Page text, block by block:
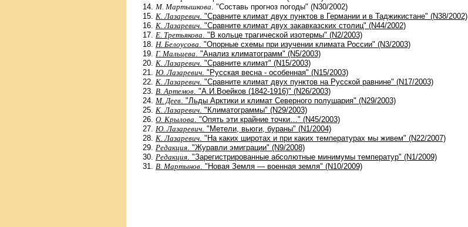
М. Мартышкова . "Составь прогноз погоды" (N30/2002)
К. Лазаревич . "Сравните климат двух пунктов в Германии и в Таджикистане" (N38/2002)
К. Лазаревич . "Сравните климат двух закавказских столиц" (N44/2002)
Е. Третьякова . "В кольце трагической изотермы" (N2/2003)
Н. Белоусова . "Опорные схемы при изучении климата России" (N3/2003)
Г. Мальцева . "Анализ климатограмм" (N5/2003)
К. Лазаревич . "Сравните климат" (N15/2003)
Ю. Лазаревич . "Русская весна - особенная" (N15/2003)
К. Лазаревич . "Сравните климат двух пунктов на Русской равнине" (N17/2003)
В. Артемов . "А.И.Воейков (1842-1916)" (N26/2003)
М. Деев . "Льды Арктики и климат Северного полушария" (N29/2003)
К. Лазаревич . "Климатограммы" (N29/2003)
О. Крылова . "Опять эти крайние точки…" (N45/2003)
Ю. Лазаревич . "Метели, вьюги, бураны" (N1/2004)
К. Лазаревич . "На каких широтах и при каких температурах мы живем" (N22/2007)
Редакция . "Журавли эмиграции" (N9/2008)
Редакция . "Зарегистрированные абсолютные минимумы температур" (N1/2009)
В. Мартынов . "Новая Земля — военная земля" (N10/2009)